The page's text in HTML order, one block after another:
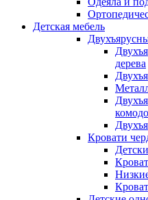
Детская мебель
дерева
Кровати